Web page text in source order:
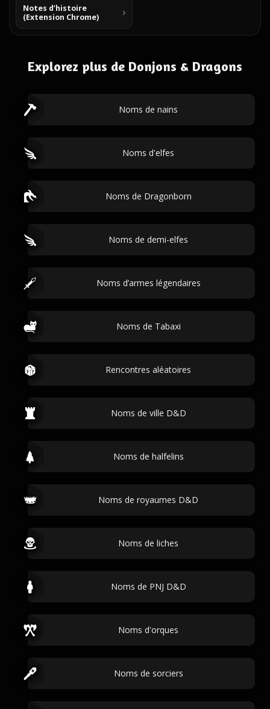
Notes d’histoire
(Extension Chrome)
Explorez plus de Donjons & Dragons
Noms de nains
Noms d'elfes
Noms de Dragonborn
Noms de demi-elfes
Noms d’armes légendaires
Noms de Tabaxi
Rencontres aléatoires
Noms de ville D&D
Noms de halfelins
Noms de royaumes D&D
Noms de liches
Noms de PNJ D&D
Noms d'orques
Noms de sorciers